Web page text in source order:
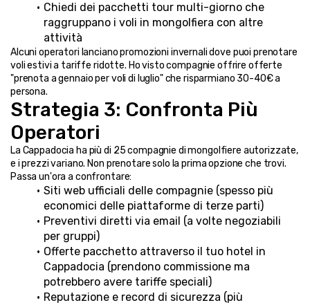
Chiedi dei pacchetti tour multi-giorno che
raggruppano i voli in mongolfiera con altre
attività
Alcuni operatori lanciano promozioni invernali dove puoi prenotare
voli estivi a tariffe ridotte. Ho visto compagnie offrire offerte
"prenota a gennaio per voli di luglio" che risparmiano 30-40€ a
persona.
Strategia 3: Confronta Più
Operatori
La Cappadocia ha più di 25 compagnie di mongolfiere autorizzate,
e i prezzi variano. Non prenotare solo la prima opzione che trovi.
Passa un'ora a confrontare:
Siti web ufficiali delle compagnie (spesso più
economici delle piattaforme di terze parti)
Preventivi diretti via email (a volte negoziabili
per gruppi)
Offerte pacchetto attraverso il tuo hotel in
Cappadocia (prendono commissione ma
potrebbero avere tariffe speciali)
Reputazione e record di sicurezza (più